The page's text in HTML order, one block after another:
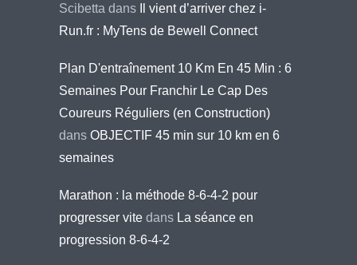
Scibetta dans
Il vient d’arriver chez i-
Run.fr : MyTens de Bewell Connect
Plan D'entraînement 10 Km En 45 Min : 6
Semaines Pour Franchir Le Cap Des
Coureurs Réguliers (en Construction)
dans OBJECTIF 45 min sur 10 km en 6
semaines
Marathon : la méthode 8-6-4-2 pour
progresser vite dans La séance en
progression 8-6-4-2